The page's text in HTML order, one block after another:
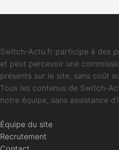
Switch-Actu.fr participe à des
et peut percevoir une
présents sur le site, sans coût
Tous les contenus de Switch-
notre équipe, sans assistance
Équipe du site
Recrutement